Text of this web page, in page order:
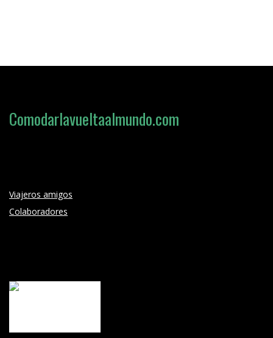
Loading search form...
Comodarlavueltaalmundo.com
Viajeros amigos
Colaboradores